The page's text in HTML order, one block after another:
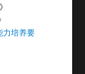
》
力培养要